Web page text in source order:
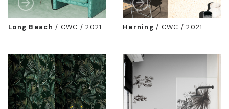
Long Beach / CWC / 2021 Herning / CWC / 2021